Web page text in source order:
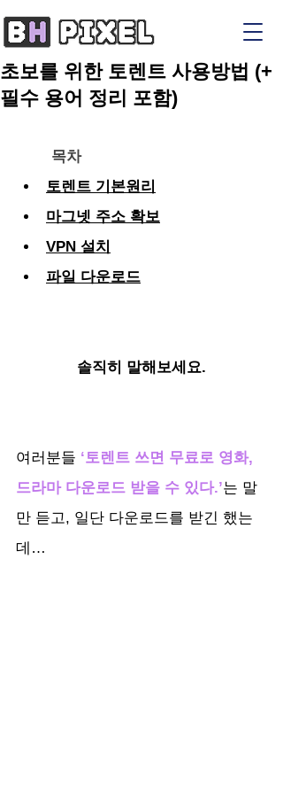
초보를 위한 토렌트 사용방법 (+
필수 용어 정리 포함)
목차
토렌트 기본원리
마그넷 주소 확보
VPN 설치
파일 다운로드
솔직히 말해보세요.
여러분들 ‘토렌트 쓰면 무료로 영화,
드라마 다운로드 받을 수 있다.’는 말
만 듣고, 일단 다운로드를 받긴 했는
데…